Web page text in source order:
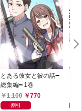
とある彼女と彼の話━
総集編━ 1巻
1,100
770
割引